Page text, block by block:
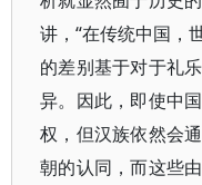
讲，“在传统中国，
的差别基于对于礼
异。因此，即使中
权，但汉族依然会
朝的认同，而这些